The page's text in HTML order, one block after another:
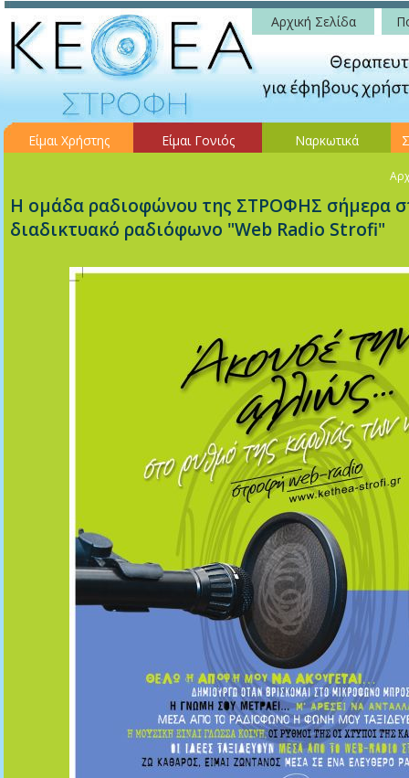
Αρχική Σελίδα
Είμαι Χρήστης Είμαι Γονιός Ναρκωτικά
H oμάδα ραδιοφώνου της ΣΤΡΟΦΗΣ σήμερα
διαδικτυακό ραδιόφωνο "Web Radio Strofi"